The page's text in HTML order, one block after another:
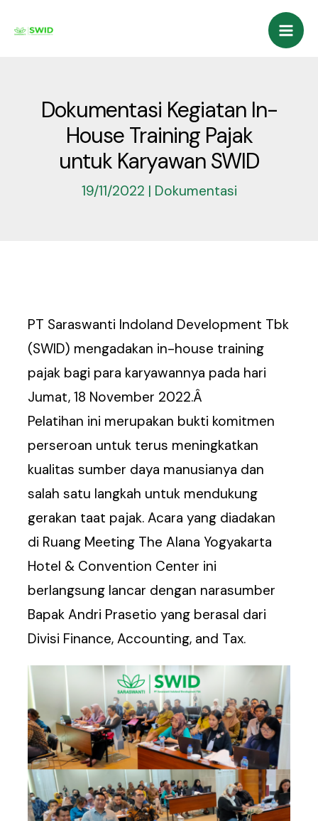
Dokumentasi Kegiatan In-
House Training Pajak
untuk Karyawan SWID
19/11/2022 | Dokumentasi
PT Saraswanti Indoland Development Tbk
(SWID) mengadakan in-house training
pajak bagi para karyawannya pada hari
Jumat, 18 November 2022.Â
Pelatihan ini merupakan bukti komitmen
perseroan untuk terus meningkatkan
kualitas sumber daya manusianya dan
salah satu langkah untuk mendukung
gerakan taat pajak. Acara yang diadakan
di Ruang Meeting The Alana Yogyakarta
Hotel & Convention Center ini
berlangsung lancar dengan narasumber
Bapak Andri Prasetio yang berasal dari
Divisi Finance, Accounting, and Tax.